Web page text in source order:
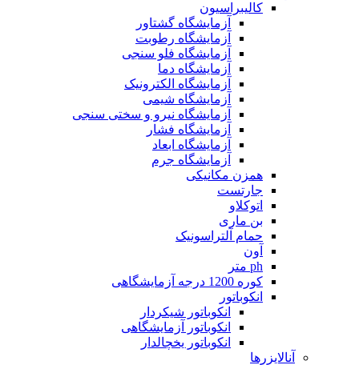
کالیبراسیون
آزمایشگاه گشتاور
آزمایشگاه رطوبت
آزمایشگاه فلو سنجی
آزمایشگاه دما
آزمایشگاه الکترونیک
آزمایشگاه شیمی
آزمایشگاه نیرو و سختی سنجی
آزمایشگاه فشار
آزمایشگاه ابعاد
آزمایشگاه جرم
همزن مکانیکی
جارتست
اتوکلاو
بن ماری
حمام آلتراسونیک
آون
ph متر
کوره 1200 درجه آزمایشگاهی
انکوباتور
انکوباتور شیکردار
انکوباتور آزمایشگاهی
انکوباتور یخچالدار
آنالایزرها